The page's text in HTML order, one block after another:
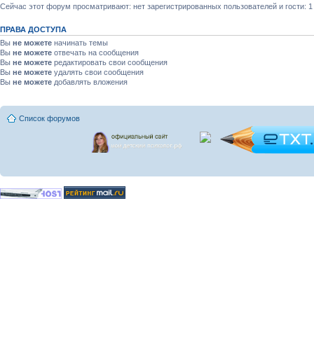
Сейчас этот форум просматривают: нет зарегистрированных пользователей и гости: 1
ПРАВА ДОСТУПА
Вы не можете начинать темы
Вы не можете отвечать на сообщения
Вы не можете редактировать свои сообщения
Вы не можете удалять свои сообщения
Вы не можете добавлять вложения
Список форумов